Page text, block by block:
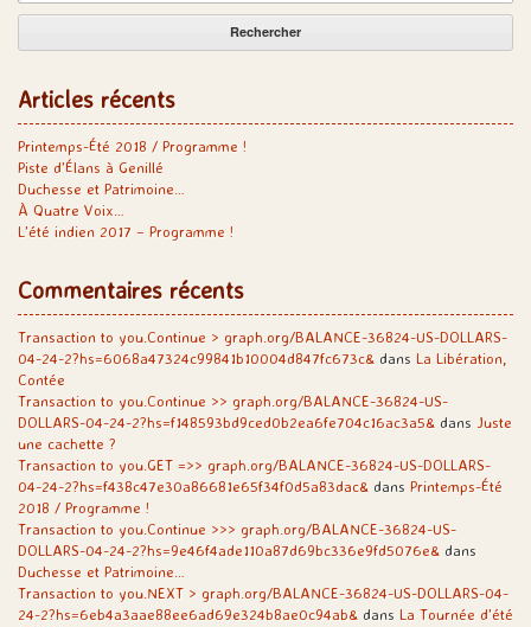
Articles récents
Printemps-Été 2018 / Programme !
Piste d’Élans à Genillé
Duchesse et Patrimoine…
À Quatre Voix…
L’été indien 2017 – Programme !
Commentaires récents
Transaction to you.Continue > graph.org/BALANCE-36824-US-DOLLARS-
04-24-2?hs=6068a47324c99841b10004d847fc673c& dans La Libération,
Contée
Transaction to you.Continue >> graph.org/BALANCE-36824-US-
DOLLARS-04-24-2?hs=f148593bd9ced0b2ea6fe704c16ac3a5& dans Juste
une cachette ?
Transaction to you.GET =>> graph.org/BALANCE-36824-US-DOLLARS-
04-24-2?hs=f438c47e30a86681e65f34f0d5a83dac& dans Printemps-Été
2018 / Programme !
Transaction to you.Continue >>> graph.org/BALANCE-36824-US-
DOLLARS-04-24-2?hs=9e46f4ade110a87d69bc336e9fd5076e& dans
Duchesse et Patrimoine…
Transaction to you.NEXT > graph.org/BALANCE-36824-US-DOLLARS-04-
24-2?hs=6eb4a3aae88ee6ad69e324b8ae0c94ab& dans La Tournée d’été